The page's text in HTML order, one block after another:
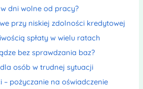
dni wolne od pracy?
przy niskiej zdolności kredytowej
spłaty w wielu ratach
bez sprawdzania baz?
osób w trudnej sytuacji
– pożyczanie na oświadczenie